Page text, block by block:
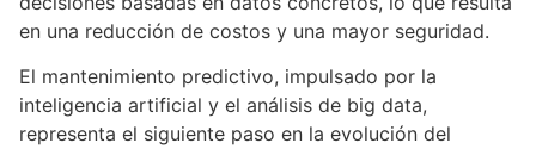
en una reducción de costos y una mayor seguridad.
El mantenimiento predictivo, impulsado por la
inteligencia artificial y el análisis de big data,
representa el siguiente paso en la evolución del